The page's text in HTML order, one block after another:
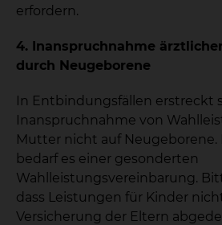
erfordern.
4. Inanspruchnahme
durch Neugeborene
In Entbindungsfällen erstreckt
Inanspruchnahme von
Mutter nicht auf Neugeborene.
bedarf es einer gesonderten
Wahlleistungsvereinbarung.
dass Leistungen für Kinder
Versicherung der Eltern